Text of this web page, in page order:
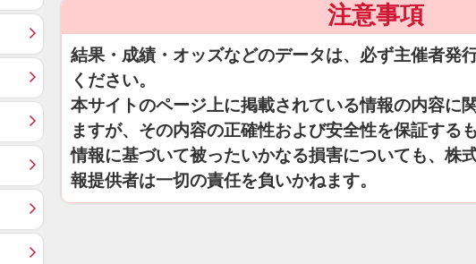
注意事項
結果・成績・オッズなどのデータは、必ず主催者発
ください。
本サイトのページ上に掲載されている情報の内容に
ますが、その内容の正確性および安全性を保証する
情報に基づいて被ったいかなる損害についても、株
報提供者は一切の責任を負いかねます。